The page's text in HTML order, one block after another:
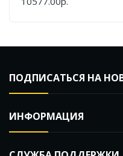
Черный Хром
ПОДПИСАТЬСЯ НА
ИНФОРМАЦИЯ